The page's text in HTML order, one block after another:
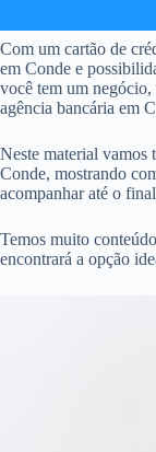
Com um cartão de
em Conde e
você tem um negócio,
agência bancária em
Neste material vamos
Conde, mostrando
acompanhar até o
Temos muito
encontrará a opção